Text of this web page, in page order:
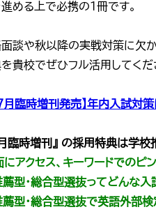
める上で必携の1冊です。
談や秋以降の実戦対策に欠
貴校でぜひフル活用してくだ
臨時増刊発売】年内入試対策
臨時増刊』 の採用特典は学校
アクセス、キーワードでのピ
型・総合型選抜ってどんな入
型・総合型選抜で英語外部検